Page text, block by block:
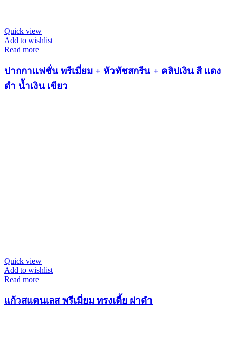
Quick view
Add to wishlist
Read more
ปากกาแฟชั่น พรีเมี่ยม + หัวทัชสกรีน + คลิปเงิน สี แดง
ดำ น้ำเงิน เขียว
Quick view
Add to wishlist
Read more
แก้วสแตนเลส พรีเมี่ยม ทรงเตี้ย ฝาดำ